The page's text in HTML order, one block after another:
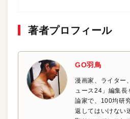
著者プロフィール
GO羽鳥
漫画家、ライター
ュース24」編集
論家で、100均研
返してはいけない